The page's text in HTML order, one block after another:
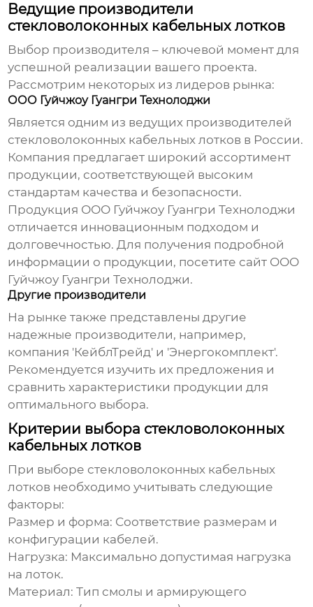
Ведущие производители
стекловолоконных кабельных лотков
Выбор производителя – ключевой момент для
успешной реализации вашего проекта.
Рассмотрим некоторых из лидеров рынка:
ООО Гуйчжоу Гуангри Технолоджи
Является одним из ведущих производителей
стекловолоконных кабельных лотков в России.
Компания предлагает широкий ассортимент
продукции, соответствующей высоким
стандартам качества и безопасности.
Продукция ООО Гуйчжоу Гуангри Технолоджи
отличается инновационным подходом и
долговечностью. Для получения подробной
информации о продукции, посетите сайт ООО
Гуйчжоу Гуангри Технолоджи.
Другие производители
На рынке также представлены другие
надежные производители, например,
компания 'КейблТрейд' и 'Энергокомплект'.
Рекомендуется изучить их предложения и
сравнить характеристики продукции для
оптимального выбора.
Критерии выбора стекловолоконных
кабельных лотков
При выборе стекловолоконных кабельных
лотков необходимо учитывать следующие
факторы:
Размер и форма: Соответствие размерам и
конфигурации кабелей.
Нагрузка: Максимально допустимая нагрузка
на лоток.
Материал: Тип смолы и армирующего